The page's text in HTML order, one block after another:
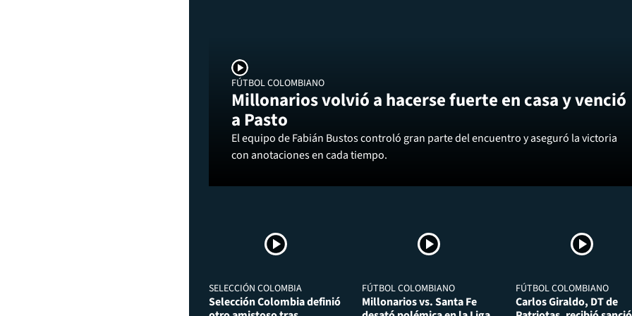
FÚTBOL COLOMBIANO
Millonarios volvió a hacerse fuerte en casa y venció
a Pasto
El equipo de Fabián Bustos controló gran parte del encuentro y aseguró la victoria
con anotaciones en cada tiempo.
SELECCIÓN COLOMBIA
Selección Colombia definió
FÚTBOL COLOMBIANO
Millonarios vs. Santa Fe
FÚTBOL COLOMBIANO
Carlos Giraldo, DT de